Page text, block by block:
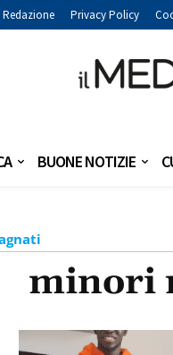
Redazione Privacy Policy
BUONE NOTIZIE
minori